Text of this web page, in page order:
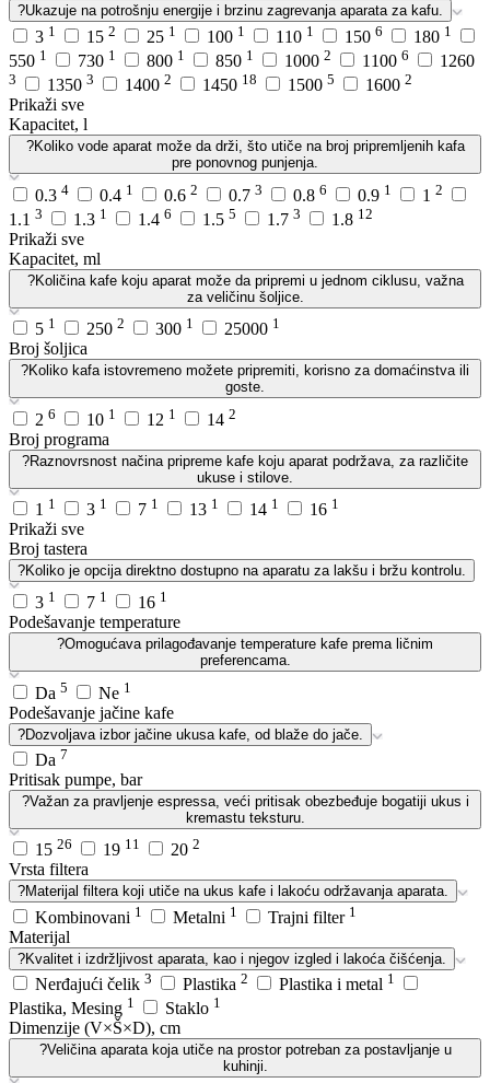
?Ukazuje na potrošnju energije i brzinu zagrevanja aparata za kafu.
3 1 15 2 25 1 100 1 110 1 150 6 180 1
550 1 730 1 800 1 850 1 1000 2 1100 6 1260
3 1350 3 1400 2 1450 18 1500 5 1600 2
Prikaži sve
Kapacitet, l
?Koliko vode aparat može da drži, što utiče na broj pripremljenih kafa
pre ponovnog punjenja.
0.3 4 0.4 1 0.6 2 0.7 3 0.8 6 0.9 1 1 2
1.1 3 1.3 1 1.4 6 1.5 5 1.7 3 1.8 12
Prikaži sve
Kapacitet, ml
?Količina kafe koju aparat može da pripremi u jednom ciklusu, važna
za veličinu šoljice.
5 1 250 2 300 1 25000 1
Broj šoljica
?Koliko kafa istovremeno možete pripremiti, korisno za domaćinstva ili
goste.
2 6 10 1 12 1 14 2
Broj programa
?Raznovrsnost načina pripreme kafe koju aparat podržava, za različite
ukuse i stilove.
1 1 3 1 7 1 13 1 14 1 16 1
Prikaži sve
Broj tastera
?Koliko je opcija direktno dostupno na aparatu za lakšu i bržu kontrolu.
3 1 7 1 16 1
Podešavanje temperature
?Omogućava prilagođavanje temperature kafe prema ličnim
preferencama.
Da 5 Ne 1
Podešavanje jačine kafe
?Dozvoljava izbor jačine ukusa kafe, od blaže do jače.
Da 7
Pritisak pumpe, bar
?Važan za pravljenje espressa, veći pritisak obezbeđuje bogatiji ukus i
kremastu teksturu.
15 26 19 11 20 2
Vrsta filtera
?Materijal filtera koji utiče na ukus kafe i lakoću održavanja aparata.
Kombinovani 1 Metalni 1 Trajni filter 1
Materijal
?Kvalitet i izdržljivost aparata, kao i njegov izgled i lakoća čišćenja.
Nerđajući čelik 3 Plastika 2 Plastika i metal 1
Plastika, Mesing 1 Staklo 1
Dimenzije (V×Š×D), cm
?Veličina aparata koja utiče na prostor potreban za postavljanje u
kuhinji.